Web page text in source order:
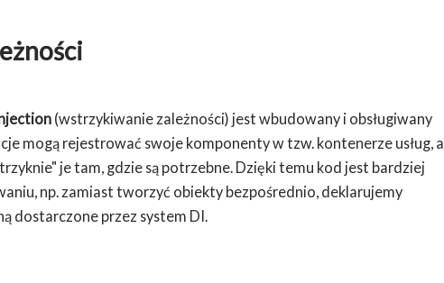
(wstrzykiwanie zależności) jest wbudowany i obsługiwany
mogą rejestrować swoje komponenty w tzw. kontenerze usług, a
je tam, gdzie są potrzebne. Dzięki temu kod jest bardziej
np. zamiast tworzyć obiekty bezpośrednio, deklarujemy
dostarczone przez system DI.